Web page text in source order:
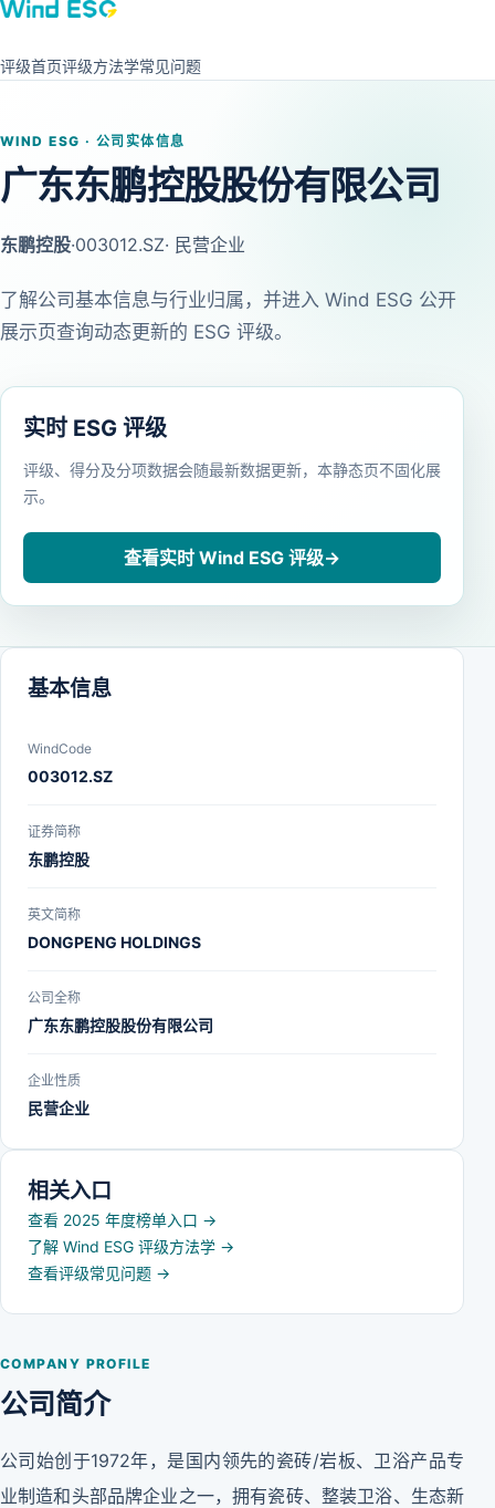
评级首页评级方法学常见问题
WIND ESG · 公司实体信息
广东东鹏控股股份有限公司
东鹏控股·003012.SZ· 民营企业
了解公司基本信息与行业归属，并进入 Wind ESG 公开
展示页查询动态更新的 ESG 评级。
实时 ESG 评级
评级、得分及分项数据会随最新数据更新，本静态页不固化展
示。
查看实时 Wind ESG 评级→
COMPANY PROFILE
公司简介
公司始创于1972年，是国内领先的瓷砖/岩板、卫浴产品专
业制造和头部品牌企业之一，拥有瓷砖、整装卫浴、生态新
基本信息
WindCode
003012.SZ
证券简称
东鹏控股
英文简称
DONGPENG HOLDINGS
公司全称
广东东鹏控股股份有限公司
企业性质
民营企业
相关入口
查看 2025 年度榜单入口 →
了解 Wind ESG 评级方法学 →
查看评级常见问题 →